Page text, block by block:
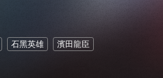
石黑英雄 濱田龍臣